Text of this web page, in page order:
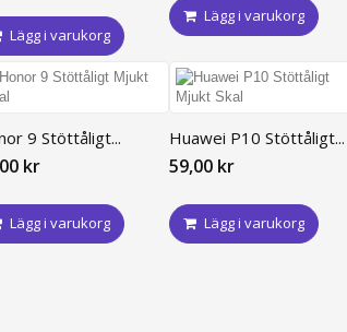
Lägg i varukorg
Lägg i varukorg
9 Stöttåligt...
kr
Lägg i varukorg
Huawei P10 Stöttåligt...
59,00 kr
Lägg i varukorg